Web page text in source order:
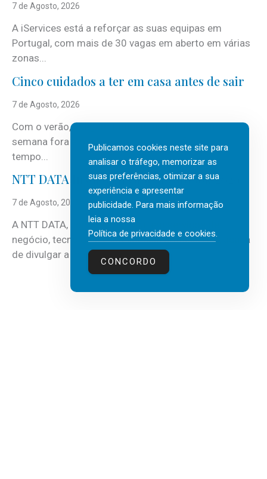
7 de Agosto, 2026
A iServices está a reforçar as suas equipas em
Portugal, com mais de 30 vagas em aberto em várias
zonas...
Cinco cuidados a ter em casa antes de sair
7 de Agosto, 2026
Com o verão, chegam também as férias, os fins-de-
semana fora e os dias em que a casa fica mais
tempo...
NTT DATA Insurtech Global Outlook 2026
7 de Agosto, 2026
A NTT DATA, consultora global em serviços de
negócio, tecnologia e inteligência artificial (IA), acaba
de divulgar a mais recente...
Publicamos cookies neste site para
analisar o tráfego, memorizar as
suas preferências, otimizar a sua
experiência e apresentar
publicidade. Para mais informação
leia a nossa
Política de privacidade e cookies.
CONCORDO